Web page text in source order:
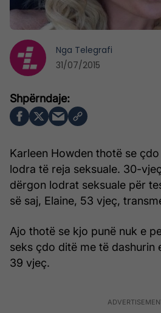
Karleen Howden thotë se
lodra të reja seksuale. 30-
dërgon lodrat seksuale për
së saj, Elaine, 53 vjeç,
Ajo thotë se kjo punë nuk e
seks çdo ditë me të dashurin
39 vjeç.
Nga Telegrafi
31/07/2015